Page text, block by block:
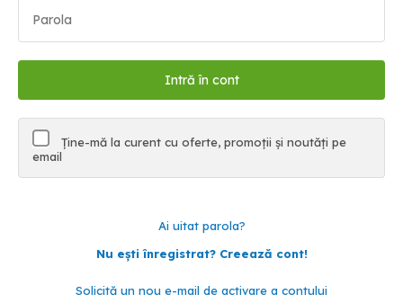
Ține-mă la curent cu oferte, promoții și noutăți pe
email
Ai uitat parola?
Nu ești înregistrat? Creează cont!
Solicită un nou e-mail de activare a contului